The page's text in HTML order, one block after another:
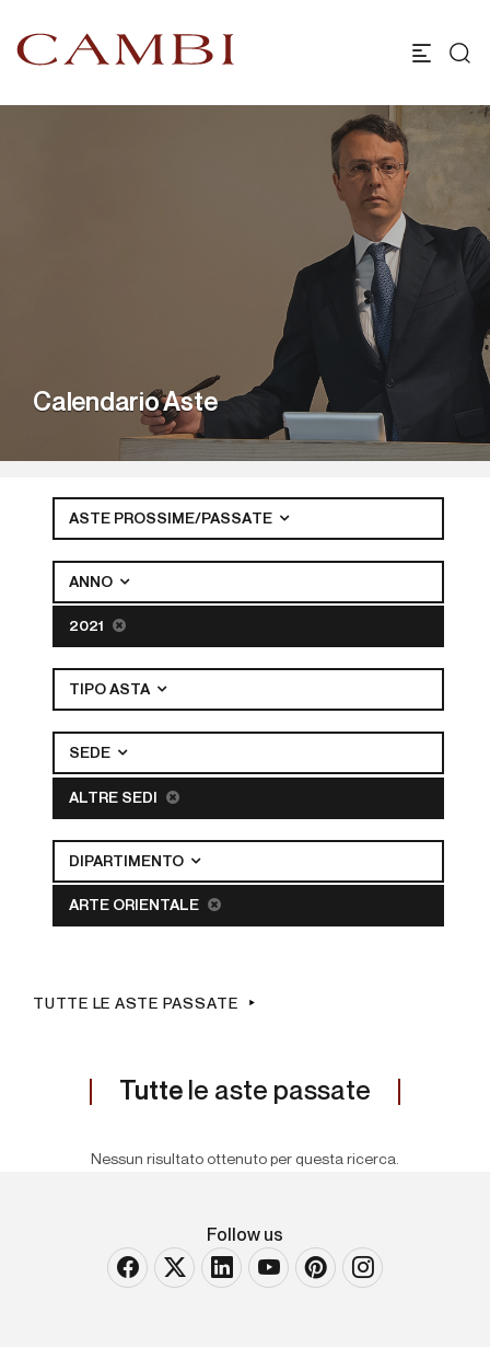
Calendario Aste
ASTE PROSSIME/PASSATE
ANNO
2021
TIPO ASTA
SEDE
ALTRE SEDI
DIPARTIMENTO
ARTE ORIENTALE
TUTTE LE ASTE PASSATE
Tutte le aste passate
Nessun risultato ottenuto per questa ricerca.
Follow us